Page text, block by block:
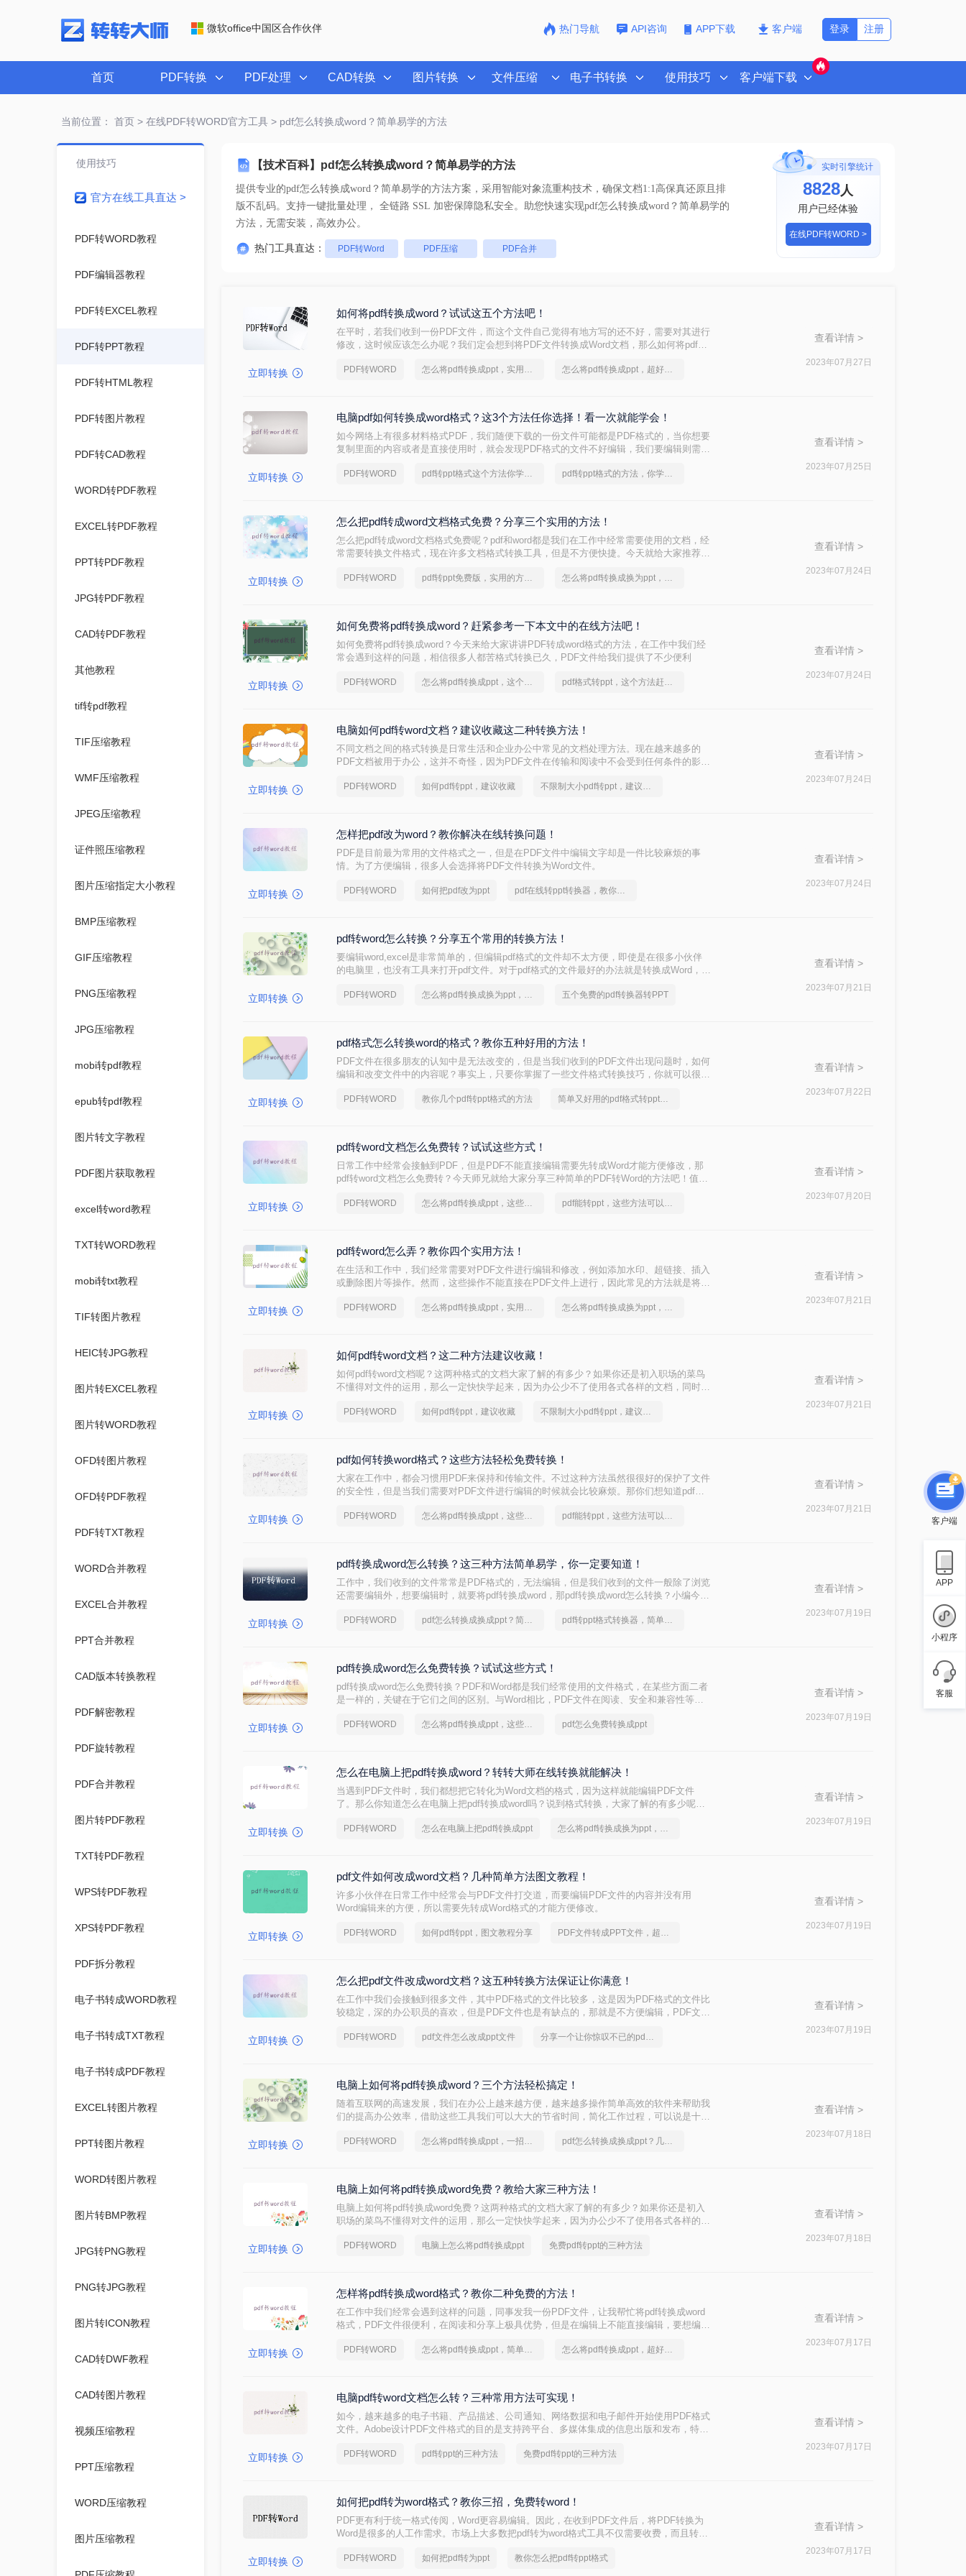
微软office中国区合作伙伴 热门导航 API咨询 APP下载 客户端 注册
登录
首页 PDF转换 PDF处理 CAD转换 图片转换 文件压缩 电子书转换 使用技巧 客户端下载
当前位置： 首页> 在线PDF转WORD官方工具> pdf怎么转换成word？简单易学的方法
【技术百科】pdf怎么转换成word？简单易学的方法
提供专业的pdf怎么转换成word？简单易学的方法方案，采用智能对象流重构技术，确保文档1:1高保真还原且排
版不乱码。支持一键批量处理， 全链路 SSL 加密保障隐私安全。助您快速实现pdf怎么转换成word？简单易学的
方法，无需安装，高效办公。
热门工具直达： PDF转Word PDF压缩 PDF合并
实时引擎统计
8828人
用户已经体验
在线PDF转WORD >
使用技巧
官方在线工具直达 >
PDF转WORD教程
PDF编辑器教程
PDF转EXCEL教程
PDF转PPT教程
PDF转HTML教程
PDF转图片教程
PDF转CAD教程
WORD转PDF教程
EXCEL转PDF教程
PPT转PDF教程
JPG转PDF教程
CAD转PDF教程
其他教程
tif转pdf教程
TIF压缩教程
WMF压缩教程
JPEG压缩教程
证件照压缩教程
图片压缩指定大小教程
BMP压缩教程
GIF压缩教程
PNG压缩教程
JPG压缩教程
mobi转pdf教程
epub转pdf教程
图片转文字教程
PDF图片获取教程
excel转word教程
TXT转WORD教程
mobi转txt教程
TIF转图片教程
HEIC转JPG教程
图片转EXCEL教程
图片转WORD教程
OFD转图片教程
OFD转PDF教程
PDF转TXT教程
WORD合并教程
EXCEL合并教程
PPT合并教程
CAD版本转换教程
PDF解密教程
PDF旋转教程
PDF合并教程
图片转PDF教程
TXT转PDF教程
WPS转PDF教程
XPS转PDF教程
PDF拆分教程
电子书转成WORD教程
电子书转成TXT教程
电子书转成PDF教程
EXCEL转图片教程
PPT转图片教程
WORD转图片教程
图片转BMP教程
JPG转PNG教程
PNG转JPG教程
图片转ICON教程
CAD转DWF教程
CAD转图片教程
视频压缩教程
PPT压缩教程
WORD压缩教程
图片压缩教程
立即转换
如何将pdf转换成word？试试这五个方法吧！
在平时，若我们收到一份PDF文件，而这个文件自己觉得有地方写的还不好，需要对其进行
修改，这时候应该怎么办呢？我们定会想到将PDF文件转换成Word文档，那么如何将pdf转
PDF转WORD 怎么将pdf转换成ppt，实用方法不要错过 怎么将pdf转换成ppt，超好用的方法
查看详情 >
2023年07月27日
立即转换
电脑pdf如何转换成word格式？这3个方法任你选择！看一次就能学会！
如今网络上有很多材料格式PDF，我们随便下载的一份文件可能都是PDF格式的，当你想要
复制里面的内容或者是直接使用时，就会发现PDF格式的文件不好编辑，我们要编辑则需要
多人好奇的问题。
PDF转WORD pdf转ppt格式这个方法你学会了吗？ pdf转ppt格式的方法，你学会了吗
查看详情 >
2023年07月25日
立即转换
怎么把pdf转成word文档格式免费？分享三个实用的方法！
怎么把pdf转成word文档格式免费呢？pdf和word都是我们在工作中经常需要使用的文档，经
常需要转换文件格式，现在许多文档格式转换工具，但是不方便快捷。今天就给大家推荐几
PDF转WORD pdf转ppt免费版，实用的方法来了 怎么将pdf转换成换为ppt，实用的方法来了
查看详情 >
2023年07月24日
立即转换
如何免费将pdf转换成word？赶紧参考一下本文中的在线方法吧！
如何免费将pdf转换成word？今天来给大家讲讲PDF转成word格式的方法，在工作中我们经
常会遇到这样的问题，相信很多人都苦格式转换已久，PDF文件给我们提供了不少便利
PDF转WORD 怎么将pdf转换成ppt，这个方法赶紧学起来 pdf格式转ppt，这个方法赶紧学起来
查看详情 >
2023年07月24日
立即转换
电脑如何pdf转word文档？建议收藏这二种转换方法！
不同文档之间的格式转换是日常生活和企业办公中常见的文档处理方法。现在越来越多的
PDF文档被用于办公，这并不奇怪，因为PDF文件在传输和阅读中不会受到任何条件的影
这些PDF文件，我们应该如何操作？将PDF文件转换为Word文档格式。那么电脑如何pdf转
PDF转WORD 如何pdf转ppt，建议收藏 不限制大小pdf转ppt，建议收藏
查看详情 >
2023年07月24日
立即转换
怎样把pdf改为word？教你解决在线转换问题！
PDF是目前最为常用的文件格式之一，但是在PDF文件中编辑文字却是一件比较麻烦的事
情。为了方便编辑，很多人会选择将PDF文件转换为Word文件。
PDF转WORD 如何把pdf改为ppt pdf在线转ppt转换器，教你一招搞定
查看详情 >
2023年07月24日
立即转换
pdf转word怎么转换？分享五个常用的转换方法！
要编辑word,excel是非常简单的，但编辑pdf格式的文件却不太方便，即使是在很多小伙伴
的电脑里，也没有工具来打开pdf文件。对于pdf格式的文件最好的办法就是转换成Word，那
PDF转WORD 怎么将pdf转换成换为ppt，分享一种简单的方法 五个免费的pdf转换器转PPT
查看详情 >
2023年07月21日
立即转换
pdf格式怎么转换word的格式？教你五种好用的方法！
PDF文件在很多朋友的认知中是无法改变的，但是当我们收到的PDF文件出现问题时，如何
编辑和改变文件中的内容呢？事实上，只要你掌握了一些文件格式转换技巧，你就可以很容
容。你现在知道pdf格式怎么转换word的格式吗？不清楚的合作伙伴可以尝试遵循以下内
PDF转WORD 教你几个pdf转ppt格式的方法 简单又好用的pdf格式转ppt方法，一般人我都不告诉他
查看详情 >
2023年07月22日
立即转换
pdf转word文档怎么免费转？试试这些方式！
日常工作中经常会接触到PDF，但是PDF不能直接编辑需要先转成Word才能方便修改，那
pdf转word文档怎么免费转？今天师兄就给大家分享三种简单的PDF转Word的方法吧！值得
PDF转WORD 怎么将pdf转换成ppt，这些方法可以帮到你 pdf能转ppt，这些方法可以帮到你
查看详情 >
2023年07月20日
立即转换
pdf转word怎么弄？教你四个实用方法！
在生活和工作中，我们经常需要对PDF文件进行编辑和修改，例如添加水印、超链接、插入
或删除图片等操作。然而，这些操作不能直接在PDF文件上进行，因此常见的方法就是将其
种超实用的方法!
PDF转WORD 怎么将pdf转换成ppt，实用方法不要错过 怎么将pdf转换成换为ppt，实用的方法来了
查看详情 >
2023年07月21日
立即转换
如何pdf转word文档？这二种方法建议收藏！
如何pdf转word文档呢？这两种格式的文档大家了解的有多少？如果你还是初入职场的菜鸟
不懂得对文件的运用，那么一定快快学起来，因为办公少不了使用各式各样的文档，同时也
吗？不知道的朋友可以往下看。
PDF转WORD 如何pdf转ppt，建议收藏 不限制大小pdf转ppt，建议收藏
查看详情 >
2023年07月21日
立即转换
pdf如何转换word格式？这些方法轻松免费转换！
大家在工作中，都会习惯用PDF来保持和传输文件。不过这种方法虽然很很好的保护了文件
的安全性，但是当我们需要对PDF文件进行编辑的时候就会比较麻烦。那你们想知道pdf如
PDF转WORD 怎么将pdf转换成ppt，这些方法可以帮到你 pdf能转ppt，这些方法可以帮到你
查看详情 >
2023年07月21日
立即转换
pdf转换成word怎么转换？这三种方法简单易学，你一定要知道！
工作中，我们收到的文件常常是PDF格式的，无法编辑，但是我们收到的文件一般除了浏览
还需要编辑外，想要编辑时，就要将pdf转换成word，那pdf转换成word怎么转换？小编今天
PDF转WORD pdf怎么转换成换成ppt？简单易学的方法 pdf转ppt格式转换器，简单易学的方法
查看详情 >
2023年07月19日
立即转换
pdf转换成word怎么免费转换？试试这些方式！
pdf转换成word怎么免费转换？PDF和Word都是我们经常使用的文件格式，在某些方面二者
是一样的，关键在于它们之间的区别。与Word相比，PDF文件在阅读、安全和兼容性等方
自己的实际需求互转使用。那你知道如何pdf转word吗？现在我们来学习一下PDF转Word的
PDF转WORD 怎么将pdf转换成ppt，这些方法可以帮到你 pdf怎么免费转换成ppt
查看详情 >
2023年07月19日
立即转换
怎么在电脑上把pdf转换成word？转转大师在线转换就能解决！
当遇到PDF文件时，我们都想把它转化为Word文档的格式，因为这样就能编辑PDF文件
了。那么你知道怎么在电脑上把pdf转换成word吗？说到格式转换，大家了解的有多少呢？
PDF转WORD 怎么在电脑上把pdf转换成ppt 怎么将pdf转换成换为ppt，转换成转换成大师帮你解决
查看详情 >
2023年07月19日
立即转换
pdf文件如何改成word文档？几种简单方法图文教程！
许多小伙伴在日常工作中经常会与PDF文件打交道，而要编辑PDF文件的内容并没有用
Word编辑来的方便，所以需要先转成Word格式的才能方便修改。
PDF转WORD 如何pdf转ppt，图文教程分享 PDF文件转成PPT文件，超高效图文教程推荐
查看详情 >
2023年07月19日
立即转换
怎么把pdf文件改成word文档？这五种转换方法保证让你满意！
在工作中我们会接触到很多文件，其中PDF格式的文件比较多，这是因为PDF格式的文件比
较稳定，深的办公职员的喜欢，但是PDF文件也是有缺点的，那就是不方便编辑，PDF文件
PDF编辑器来打开，而且还要开会员才能使用，所以很多人都会将pdf文件改成word文档，
PDF转WORD pdf文件怎么改成ppt文件 分享一个让你惊叹不已的pdf格式转ppt方法
查看详情 >
2023年07月19日
立即转换
电脑上如何将pdf转换成word？三个方法轻松搞定！
随着互联网的高速发展，我们在办公上越来越方便，越来越多操作简单高效的软件来帮助我
们的提高办公效率，借助这些工具我们可以大大的节省时间，简化工作过程，可以说是十分
那么电脑上如何将pdf转换成word呢，下面就来给大家讲讲pdf转换成word方法吧。
PDF转WORD 怎么将pdf转换成ppt，一招就能轻松搞定 pdf怎么转换成换成ppt？几招轻松搞定
查看详情 >
2023年07月18日
立即转换
电脑上如何将pdf转换成word免费？教给大家三种方法！
电脑上如何将pdf转换成word免费？这两种格式的文档大家了解的有多少？如果你还是初入
职场的菜鸟不懂得对文件的运用，那么一定快快学起来，因为办公少不了使用各式各样的文
转word方法吗？不知道的朋友可以往下看。
PDF转WORD 电脑上怎么将pdf转换成ppt 免费pdf转ppt的三种方法
查看详情 >
2023年07月18日
立即转换
怎样将pdf转换成word格式？教你二种免费的方法！
在工作中我们经常会遇到这样的问题，同事发我一份PDF文件，让我帮忙将pdf转换成word
格式，PDF文件很便利，在阅读和分享上极具优势，但是在编辑上不能直接编辑，要想编辑
富的人自然不在话下，但对于职场新手来说，就让人很头疼了，学会这个将pdf转换成word
PDF转WORD 怎么将pdf转换成ppt，简单方法教你一招 怎么将pdf转换成ppt，超好用的方法
查看详情 >
2023年07月17日
立即转换
电脑pdf转word文档怎么转？三种常用方法可实现！
如今，越来越多的电子书籍、产品描述、公司通知、网络数据和电子邮件开始使用PDF格式
文件。Adobe设计PDF文件格式的目的是支持跨平台、多媒体集成的信息出版和发布，特别
优势。但是PDF却不能直接编辑，因此需要pdf转word，那么电脑pdf转word文档怎么转呢？
PDF转WORD pdf转ppt的三种方法 免费pdf转ppt的三种方法
查看详情 >
2023年07月17日
立即转换
如何把pdf转为word格式？教你三招，免费转word！
PDF更有利于统一格式传阅，Word更容易编辑。因此，在收到PDF文件后，将PDF转换为
Word是很多的人工作需求。市场上大多数把pdf转为word格式工具不仅需要收费，而且转换
PDF转WORD 如何把pdf转为ppt 教你怎么把pdf转ppt格式
查看详情 >
2023年07月17日
客户端
APP
小程序
客服